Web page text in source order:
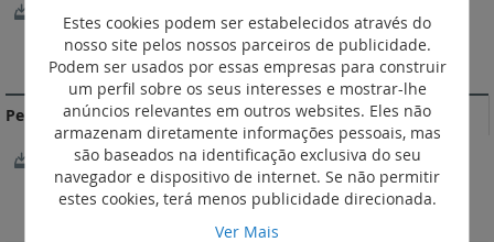
Bticino_Wiring_device_Living-Now_2022_EN.rvt
DOCUMENTAÇÃO DE CONFORMIDADE
Perfil ambiental do produto
LGRP-01357-V01.01-EN
SOFTWARE
Estes cookies podem ser estabelecidos através do
nosso site pelos nossos parceiros de publicidade.
Podem ser usados por essas empresas para construir
um perfil sobre os seus interesses e mostrar-lhe
anúncios relevantes em outros websites. Eles não
armazenam diretamente informações pessoais, mas
são baseados na identificação exclusiva do seu
navegador e dispositivo de internet. Se não permitir
estes cookies, terá menos publicidade direcionada.
Ver Mais